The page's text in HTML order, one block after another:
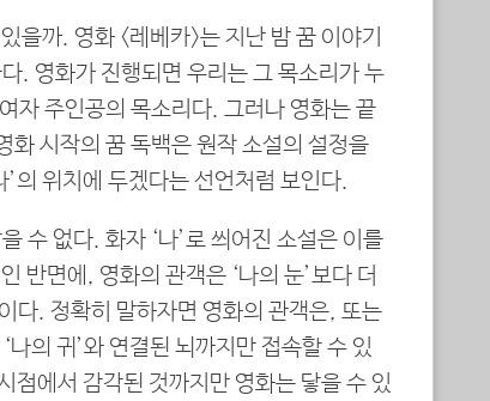
을까. 영화 <레베카>는 지난 밤 꿈 이야기
. 영화가 진행되면 우리는 그 목소리가 누
자 주인공의 목소리다. 그러나 영화는 끝
화 시작의 꿈 독백은 원작 소설의 설정을
의 위치에 두겠다는 선언처럼 보인다.
수 없다. 화자 ‘나’로 씌어진 소설은 이를
반면에, 영화의 관객은 ‘나의 눈’보다 더
다. 정확히 말하자면 영화의 관객은, 또는
나의 귀’와 연결된 뇌까지만 접속할 수 있
점에서 감각된 것까지만 영화는 닿을 수 있